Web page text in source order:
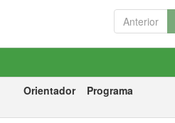
Anterior
Orientador Programa